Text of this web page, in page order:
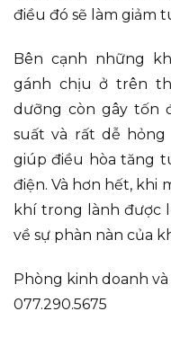
điều đó sẽ làm giảm
Bên cạnh những
gánh chịu ở trên
dưỡng còn gây tốn
suất và rất dễ hỏng
giúp điều hòa tăng
điện. Và hơn hết, khi
khí trong lành được
về sự phàn nàn của
Phòng kinh doanh
077.290.5675